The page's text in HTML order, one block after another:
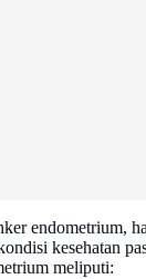
endometrium,
kesehatan
meliputi: